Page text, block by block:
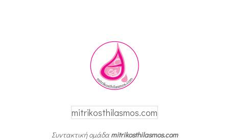
mitrikosthilasmos.com
Συντακτική ομάδαmitrikosthilasmos.com